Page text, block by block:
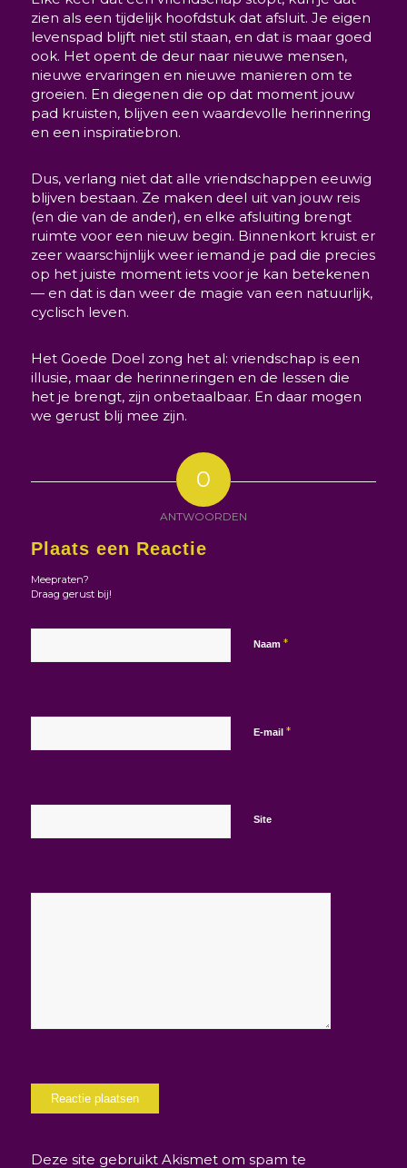
zien als een tijdelijk hoofdstuk dat afsluit. Je eigen
levenspad blijft niet stil staan, en dat is maar goed
ook. Het opent de deur naar nieuwe mensen,
nieuwe ervaringen en nieuwe manieren om te
groeien. En diegenen die op dat moment jouw
pad kruisten, blijven een waardevolle herinnering
en een inspiratiebron.
Dus, verlang niet dat alle vriendschappen eeuwig
blijven bestaan. Ze maken deel uit van jouw reis
(en die van de ander), en elke afsluiting brengt
ruimte voor een nieuw begin. Binnenkort kruist er
zeer waarschijnlijk weer iemand je pad die precies
op het juiste moment iets voor je kan betekenen
— en dat is dan weer de magie van een natuurlijk,
cyclisch leven.
Het Goede Doel zong het al: vriendschap is een
illusie, maar de herinneringen en de lessen die
het je brengt, zijn onbetaalbaar. En daar mogen
we gerust blij mee zijn.
0
ANTWOORDEN
Plaats een Reactie
Meepraten?
Draag gerust bij!
Naam *
E-mail *
Site
Deze site gebruikt Akismet om spam te